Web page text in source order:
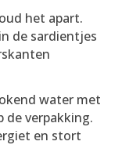
het apart.
de sardientjes
water met
de verpakking.
en stort